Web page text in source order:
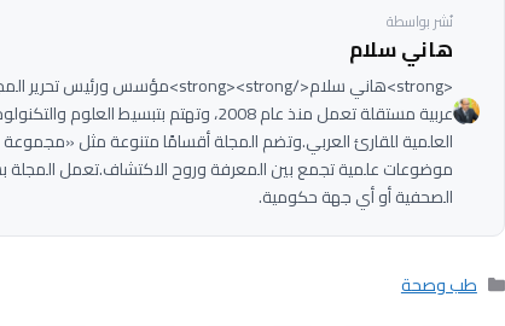
نُشر بواسطة
هاني سلام
عربية مستقلة تعمل منذ عام 2008، وتهتم
العلمية للقارئ العربي.وتضم المجلة أقسامًا متنوعة مثل
موضوعات علمية تجمع بين المعرفة وروح الاكتشاف.تعمل
الصحفية أو أي جهة حكومية.
التصنيفات
طب وصحة